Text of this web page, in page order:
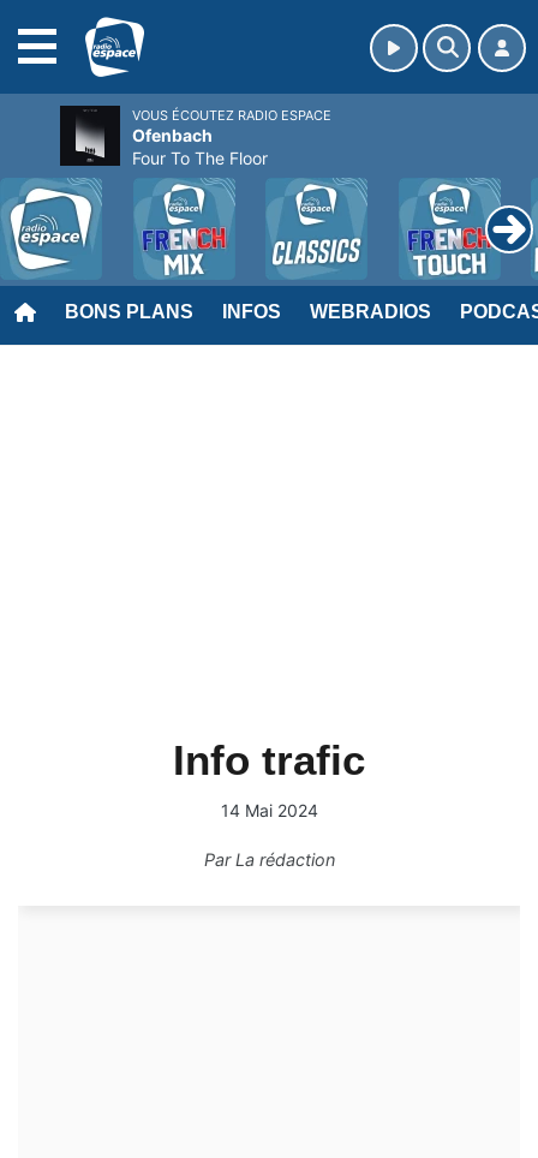
BONS PLANS INFOS WEBRADIOS
Info trafic
14 Mai 2024
ParLa rédaction
VOUS ÉCOUTEZ RADIO ESPACE
Ofenbach
Four To The Floor